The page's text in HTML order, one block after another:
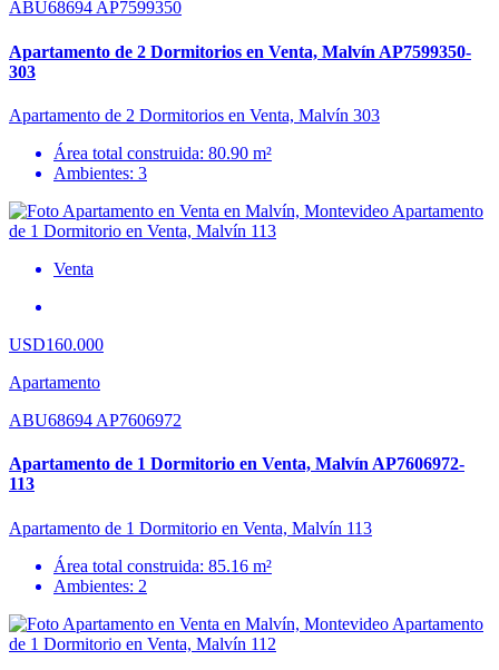
ABU68694 AP7599350
Apartamento de 2 Dormitorios en Venta, Malvín AP7599350-
303
Apartamento de 2 Dormitorios en Venta, Malvín 303
Área total construida: 80.90 m²
Ambientes: 3
Venta
USD160.000
Apartamento
ABU68694 AP7606972
Apartamento de 1 Dormitorio en Venta, Malvín AP7606972-
113
Apartamento de 1 Dormitorio en Venta, Malvín 113
Área total construida: 85.16 m²
Ambientes: 2